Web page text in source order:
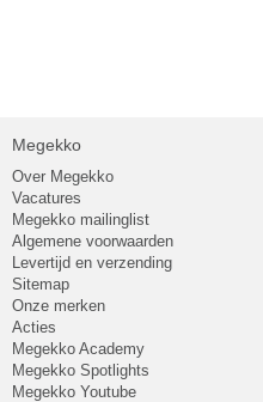
Megekko
Over Megekko
Vacatures
Megekko mailinglist
Algemene voorwaarden
Levertijd en verzending
Sitemap
Onze merken
Acties
Megekko Academy
Megekko Spotlights
Megekko Youtube